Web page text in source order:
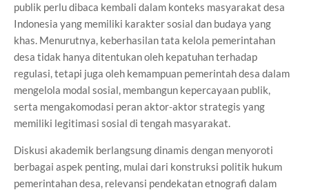
publik perlu dibaca kembali dalam konteks masyarakat desa
Indonesia yang memiliki karakter sosial dan budaya yang
khas. Menurutnya, keberhasilan tata kelola pemerintahan
desa tidak hanya ditentukan oleh kepatuhan terhadap
regulasi, tetapi juga oleh kemampuan pemerintah desa dalam
mengelola modal sosial, membangun kepercayaan publik,
serta mengakomodasi peran aktor-aktor strategis yang
memiliki legitimasi sosial di tengah masyarakat.
Diskusi akademik berlangsung dinamis dengan menyoroti
berbagai aspek penting, mulai dari konstruksi politik hukum
pemerintahan desa, relevansi pendekatan etnografi dalam